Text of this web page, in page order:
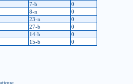
7-b
0
8-n
0
23-n
0
27-b
0
14-b
0
15-b
0